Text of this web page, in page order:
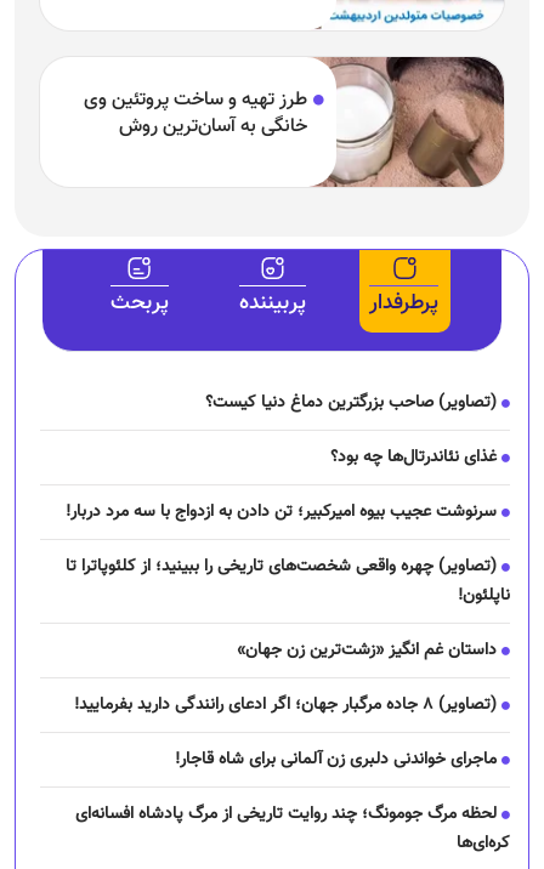
طرز تهیه و ساخت پروتئین وی
خانگی به آسان‌ترین روش
پرطرفدار پربیننده پربحث
(تصاویر) صاحب بزرگترین دماغ دنیا کیست؟
غذای نئاندرتال‌ها چه بود؟
سرنوشت عجیب بیوه امیرکبیر؛ تن دادن به ازدواج با سه مرد دربار!
(تصاویر) چهره واقعی شخصت‌های تاریخی را ببینید؛ از کلئوپاترا تا
ناپلئون!
داستان غم انگیز «زشت‌ترین زن جهان»
(تصاویر) ۸ جاده مرگبار جهان؛ اگر ادعای رانندگی دارید بفرمایید!
ماجرای خواندنی دلبری زن آلمانی برای شاه قاجار!
لحظه مرگ جومونگ؛ چند روایت تاریخی از مرگ پادشاه افسانه‌ای
کره‌ای‌ها